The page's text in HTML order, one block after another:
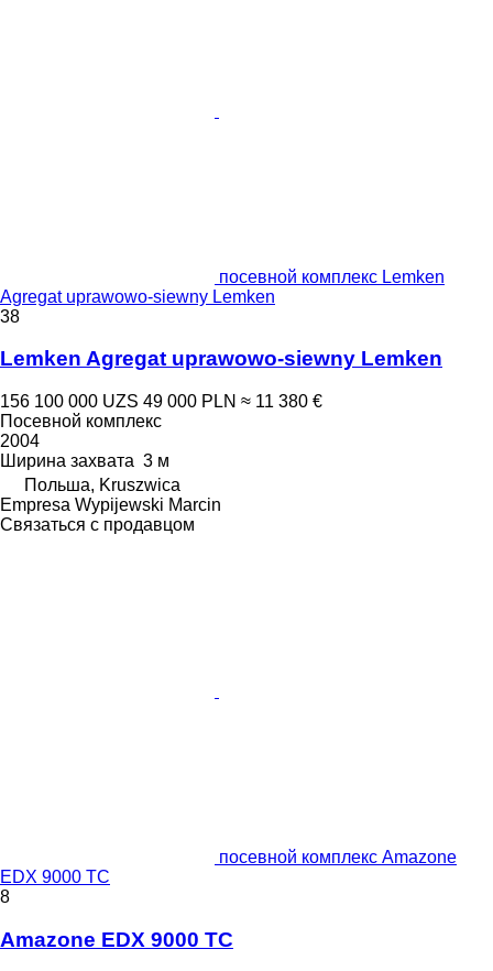
посевной комплекс Lemken
Agregat uprawowo-siewny Lemken
38
Lemken Agregat uprawowo-siewny Lemken
156 100 000 UZS 49 000 PLN ≈ 11 380 €
Посевной комплекс
2004
Ширина захвата 3 м
Польша, Kruszwica
Empresa Wypijewski Marcin
Связаться с продавцом
посевной комплекс Amazone
EDX 9000 TC
8
Amazone EDX 9000 TC